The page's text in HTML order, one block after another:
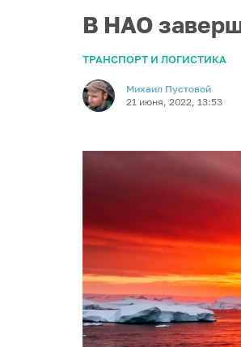
В НАО
ТРАНСПОРТ И ЛОГИСТИКА
Михаил Пустовой
21 июня, 2022, 13:53